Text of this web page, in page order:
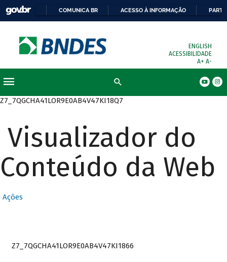
COMUNICA BR ACESSO À INFORMAÇÃO
ENGLISH
ACESSIBILIDADE
A+ A-
Z7_7QGCHA41LOR9E0AB4V47KI18Q7
Visualizador do
Conteúdo da Web
Ações
Z7_7QGCHA41LOR9E0AB4V47KI1866